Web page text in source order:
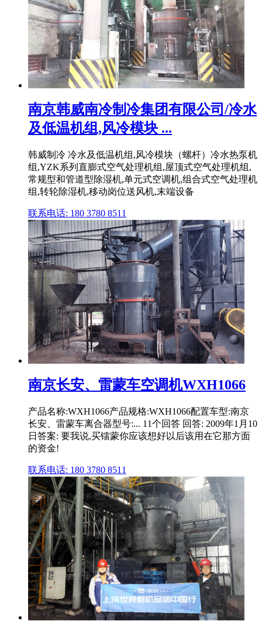
南京韩威南冷制冷集团有限公司/冷水
及低温机组,风冷模块 ...
韩威制冷 冷水及低温机组,风冷模块（螺杆）冷水热泵机
组,YZK系列直膨式空气处理机组,屋顶式空气处理机组,
常规型和管道型除湿机,单元式空调机,组合式空气处理机
组,转轮除湿机,移动岗位送风机,末端设备
联系电话: 180 3780 8511
南京长安、雷蒙车空调机WXH1066
产品名称:WXH1066产品规格:WXH1066配置车型:南京
长安、雷蒙车离合器型号:... 11个回答 回答: 2009年1月10
日答案: 要我说,买镭蒙你应该想好以后该用在它那方面
的资金!
联系电话: 180 3780 8511